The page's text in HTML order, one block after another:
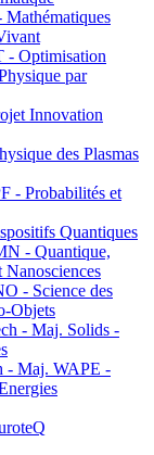
Optimisation
par
Innovation
des Plasmas
- Probabilités et
Quantiques
- Quantique,
- Science des
Objets
- Maj. Solids -
- Maj. WAPE -